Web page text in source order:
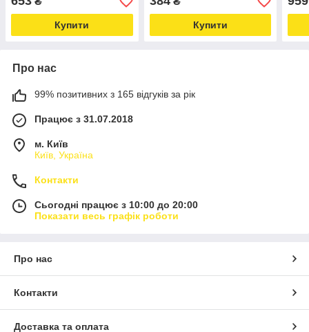
multimarket-
Купити
multimarket-
Купити
Про нас
99% позитивних з 165 відгуків за рік
Працює з 31.07.2018
м. Київ
Київ, Україна
Контакти
Сьогодні працює з 10:00 до 20:00
Показати весь графік роботи
Про нас
Контакти
Доставка та оплата